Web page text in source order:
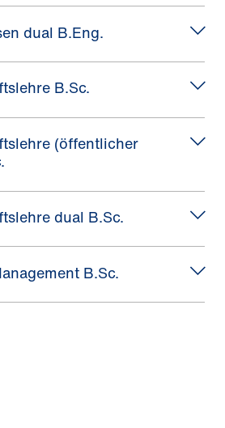
dual B.Eng.
B.Sc.
(öffentlicher
dual B.Sc.
B.Sc.